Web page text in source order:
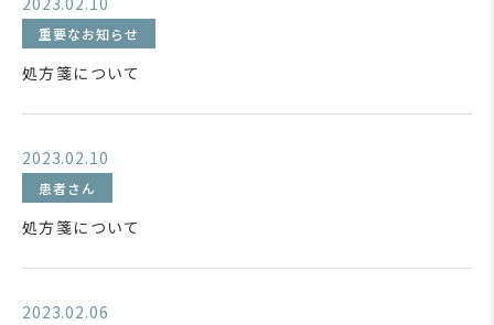
重要なお知らせ
処方箋について
2023.02.10
患者さん
処方箋について
2023.02.06